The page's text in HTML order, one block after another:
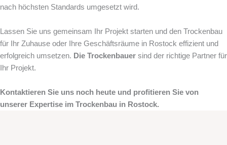
nach höchsten Standards umgesetzt wird.
Lassen Sie uns gemeinsam Ihr Projekt starten und den Trockenbau
für Ihr Zuhause oder Ihre Geschäftsräume in Rostock effizient und
erfolgreich umsetzen. Die Trockenbauer sind der richtige Partner für
Ihr Projekt.
Kontaktieren Sie uns noch heute und profitieren Sie von
unserer Expertise im Trockenbau in Rostock.